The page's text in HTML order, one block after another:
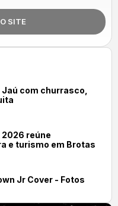
SITE
com churrasco,
2026 reúne
e turismo em Brotas
Jr Cover - Fotos